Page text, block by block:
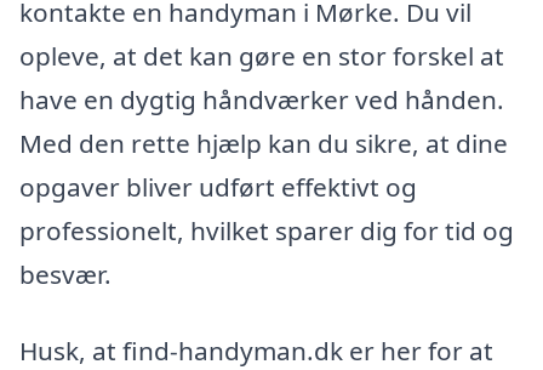
kontakte en handyman i Mørke. Du vil
opleve, at det kan gøre en stor forskel at
have en dygtig håndværker ved hånden.
Med den rette hjælp kan du sikre, at dine
opgaver bliver udført effektivt og
professionelt, hvilket sparer dig for tid og
besvær.
Husk, at find-handyman.dk er her for at